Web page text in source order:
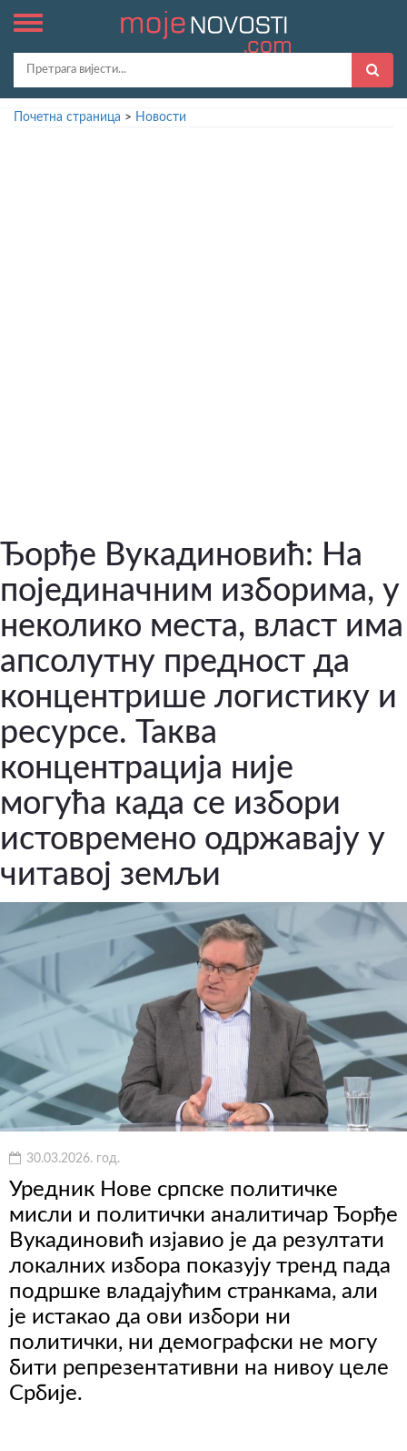
Почетна страница > Новости
Ђорђе Вукадиновић: На
појединачним изборима, у
неколико места, власт има
апсолутну предност да
концентрише логистику и
ресурсе. Таква
концентрација није
могућа када се избори
истовремено одржавају у
читавој земљи
30.03.2026. год.
Уредник Нове српске политичке
мисли и политички аналитичар Ђорђе
Вукадиновић изјавио је да резултати
локалних избора показују тренд пада
подршке владајућим странкама, али
је истакао да ови избори ни
политички, ни демографски не могу
бити репрезентативни на нивоу целе
Србије.